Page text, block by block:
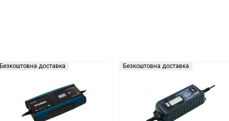
Безкоштовна доставка Безкоштовна доставка